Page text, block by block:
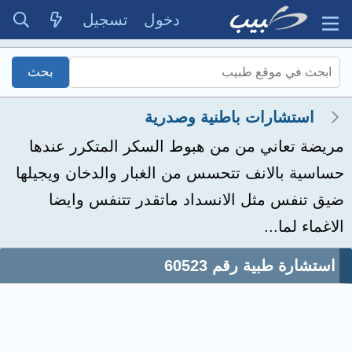
دخول تسجيل
استشارات باطنية وصدرية
مريضة تعاني من من هبوط السكر المتكرر عندها
حساسية بالانف تتحسس من الغبار والدخان ويجيلها
ضيق تنفس مثل الانسداد ماتقدر تتنفس وايضا
الاغماء لما...
استشارة طبية رقم 60523